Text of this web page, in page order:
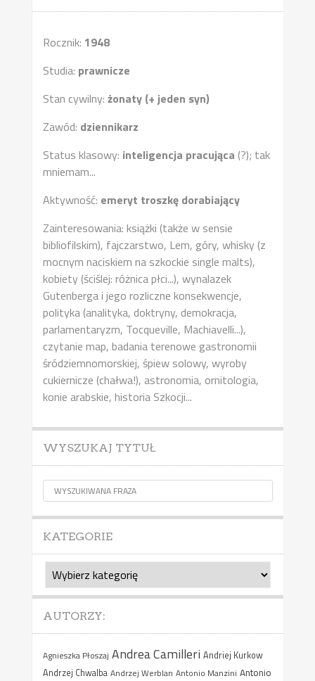
Rocznik: 1948
Studia: prawnicze
Stan cywilny: żonaty (+ jeden syn)
Zawód: dziennikarz
Status klasowy: inteligencja pracująca (?); tak
mniemam...
Aktywność: emeryt troszkę dorabiający
Zainteresowania: książki (także w sensie
bibliofilskim), fajczarstwo, Lem, góry, whisky (z
mocnym naciskiem na szkockie single malts),
kobiety (ściślej: różnica płci...), wynalazek
Gutenberga i jego rozliczne konsekwencje,
polityka (analityka, doktryny, demokracja,
parlamentaryzm, Tocqueville, Machiavelli...),
czytanie map, badania terenowe gastronomii
śródziemnomorskiej, śpiew solowy, wyroby
cukiernicze (chałwa!), astronomia, ornitologia,
konie arabskie, historia Szkocji...
WYSZUKAJ TYTUŁ
KATEGORIE
Kategorie
AUTORZY:
Agnieszka Płoszaj Andrea Camilleri Andriej Kurkow
Andrzej Chwalba Andrzej Werblan Antonio Manzini Antonio